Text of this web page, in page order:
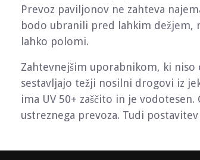
Prevoz paviljonov ne zahteva
bodo ubranili pred lahkim dežjem,
lahko polomi.
Zahtevnejšim uporabnikom, ki
sestavljajo težji nosilni drogovi iz
ima UV 50+ zaščito in je
ustreznega prevoza. Tudi